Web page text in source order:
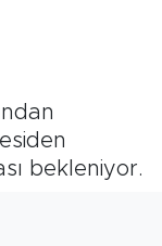
bekleniyor.